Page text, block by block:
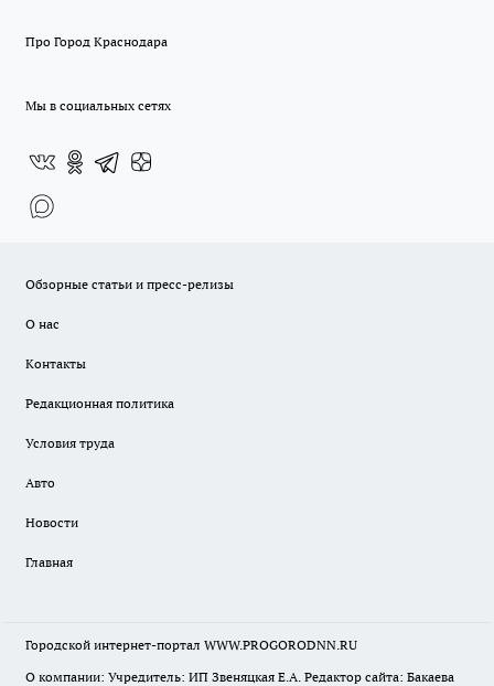
Про Город Краснодара
Мы в социальных сетях
Обзорные статьи и пресс-релизы
О нас
Контакты
Редакционная политика
Условия труда
Авто
Новости
Главная
Городской интернет-портал WWW.PROGORODNN.RU
О компании: Учредитель: ИП Звеняцкая Е.А. Редактор сайта: Бакаева